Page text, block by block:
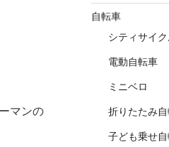
マンの
自転車
シティサイ
電動自転車
ミニベロ
折りたたみ
子ども乗せ